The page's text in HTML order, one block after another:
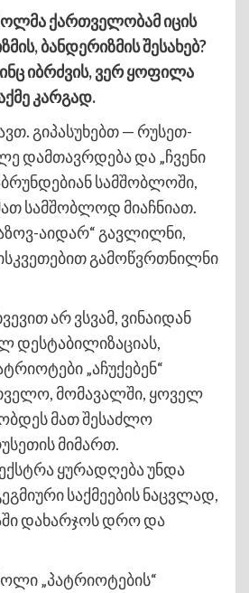
ქართველობამ იცის
ბანდერიზმის შესახებ?
იბრძვის, ვერ ყოფილა
კარგად.
გიპასუხებთ — რუსეთ-
დამთავრდება და „ჩვენი
სამშობლოში,
სამშობლოდ მიაჩნიათ.
აიდარ“ გავლილნი,
გამოწვრთნილნი
არ ვსვამ, ვინაიდან
დესტაბილიზაციას,
„აჩუქებენ“
მომავალში, ყოველ
მათ შესაძლო
მიმართ.
ყურადღება უნდა
საქმეების ნაცვლად,
დახარჯოს დრო და
„პატრიოტების“